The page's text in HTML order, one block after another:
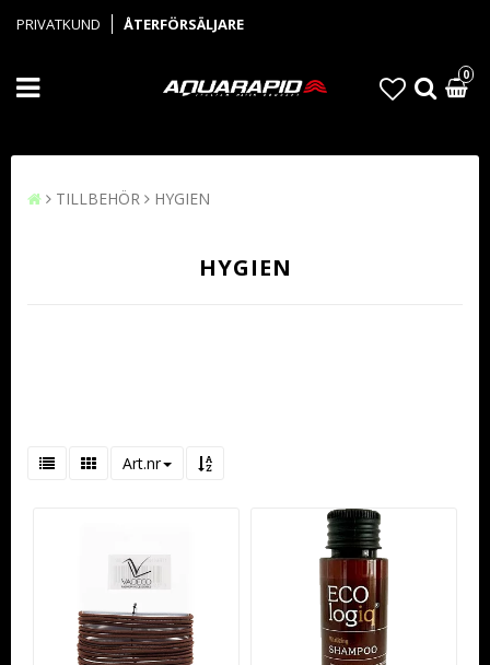
PRIVATKUND ÅTERFÖRSÄLJARE
0
TILLBEHÖR HYGIEN
HYGIEN
Art.nr